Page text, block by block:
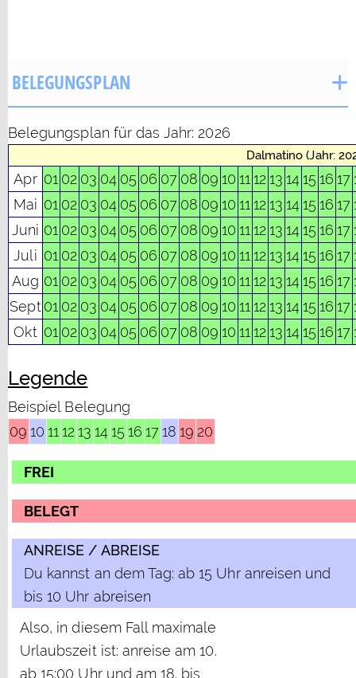
BELEGUNGSPLAN
Belegungsplan für das Jahr: 2026
Dalmatino (Jahr:
Apr 01 02 03 04 05 06 07 08 09 10 11 12 13 14 15 16 17
Mai 01 02 03 04 05 06 07 08 09 10 11 12 13 14 15 16 17
Juni 01 02 03 04 05 06 07 08 09 10 11 12 13 14 15 16 17
Juli 01 02 03 04 05 06 07 08 09 10 11 12 13 14 15 16 17
Aug 01 02 03 04 05 06 07 08 09 10 11 12 13 14 15 16 17
Sept 01 02 03 04 05 06 07 08 09 10 11 12 13 14 15 16 17
Okt 01 02 03 04 05 06 07 08 09 10 11 12 13 14 15 16 17
Legende
Beispiel Belegung
09 10 11 12 13 14 15 16 1718 19 20
FREI
BELEGT
ANREISE / ABREISE
Du kannst an dem Tag: ab 15 Uhr anreisen und
bis 10 Uhr abreisen
Also, in diesem Fall maximale
Urlaubszeit ist: anreise am 10.
ab 15:00 Uhr und am 18. bis